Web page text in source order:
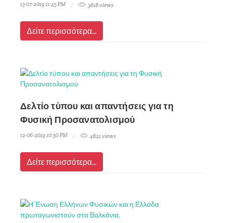
13-07-2019 11:45 PM 3818 views
Δείτε περισσότερα...
Δελτίο τύπου και απαντήσεις για τη
Φυσική Προσανατολισμού
12-06-2019 10:50 PM 4821 views
Δείτε περισσότερα...